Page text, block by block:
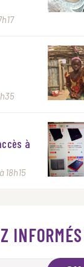
à
18h15
INFORMÉS